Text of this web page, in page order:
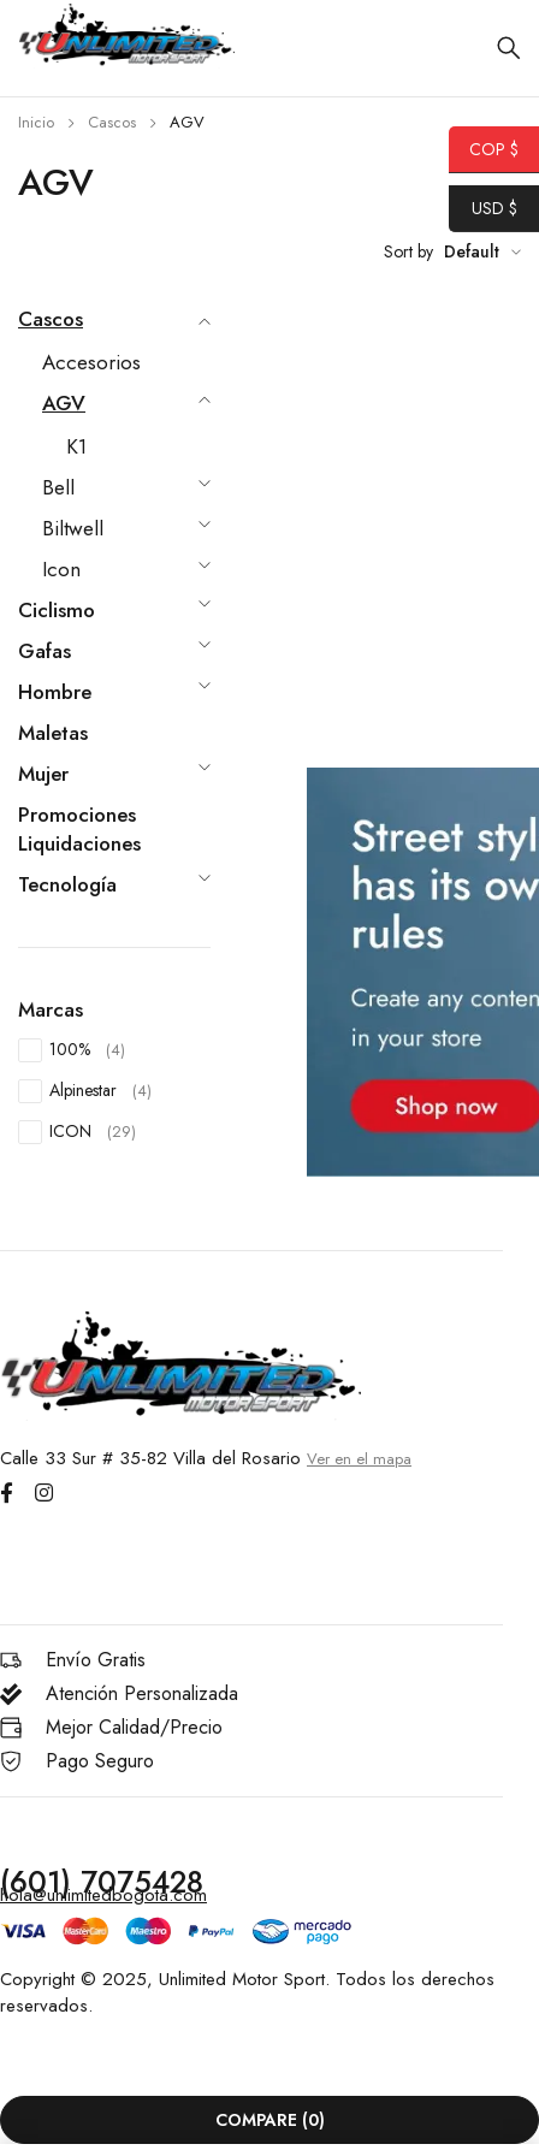
AGV
Inicio Cascos AGV
Cascos
Accesorios
AGV
K1
Bell
Biltwell
Icon
Ciclismo
Gafas
Hombre
Maletas
Mujer
Promociones
Liquidaciones
Tecnología
Marcas
100% (4)
Alpinestar (4)
ICON (29)
Sort by Default
Calle 33 Sur # 35-82 Villa del Rosario Ver en el mapa
Envío Gratis
Atención Personalizada
Mejor Calidad/Precio
Pago Seguro
(601) 7075428
hola@unlimitedbogota.com
Copyright © 2025, Unlimited Motor Sport. Todos los derechos
reservados.
COP $
USD $
COMPARE (0)